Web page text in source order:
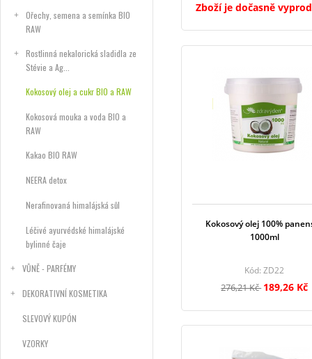
Ořechy, semena a semínka BIO
RAW
Rostlinná nekalorická sladidla ze
Stévie a Ag...
Kokosový olej a cukr BIO a RAW
Kokosová mouka a voda BIO a
RAW
Kakao BIO RAW
NEERA detox
Nerafinovaná himalájská sůl
Léčivé ayurvédské himalájské
bylinné čaje
VŮNĚ - PARFÉMY
DEKORATIVNÍ KOSMETIKA
SLEVOVÝ KUPÓN
VZORKY
Zboží je dočasně
Kokosový olej 100%
1000ml
Kód: ZD22
276,21 Kč 189,26 Kč